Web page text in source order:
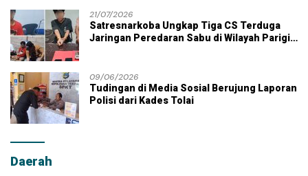
21/07/2026
Satresnarkoba Ungkap Tiga CS Terduga
Jaringan Peredaran Sabu di Wilayah Parigi
09/06/2026
Tudingan di Media Sosial Berujung Laporan
Polisi dari Kades Tolai
Daerah